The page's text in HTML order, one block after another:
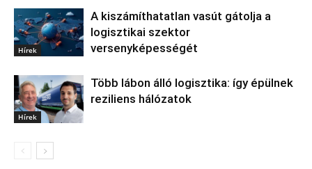
Hírek
A kiszámíthatatlan vasút gátolja a
logisztikai szektor
versenyképességét
Hírek
Több lábon álló logisztika: így épülnek
reziliens hálózatok